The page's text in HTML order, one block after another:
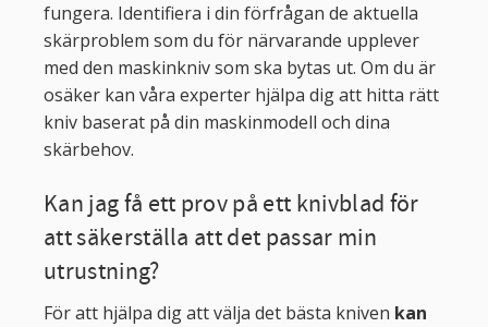
fungera. Identifiera i din förfrågan de aktuella
skärproblem som du för närvarande upplever
med den maskinkniv som ska bytas ut. Om du är
osäker kan våra experter hjälpa dig att hitta rätt
kniv baserat på din maskinmodell och dina
skärbehov.
Kan jag få ett prov på ett knivblad för
att säkerställa att det passar min
utrustning?
För att hjälpa dig att välja det bästa kniven kan